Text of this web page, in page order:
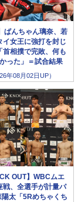
ぱんちゃん璃奈、若
イ女王に強打を封じ
相撲で完敗、何も
った」＝試合結果
年08月02日UP）
OUT】WBCムエ
戦、全選手が計量パ
陽太「5Rめちゃくち